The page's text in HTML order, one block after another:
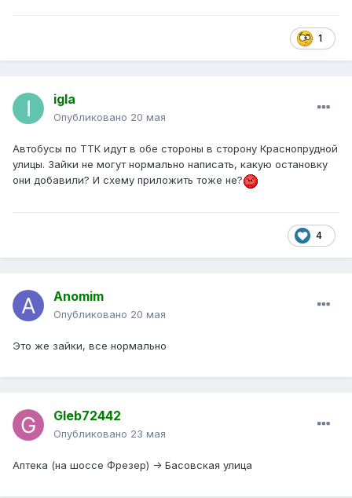
1
igla
Опубликовано 20 мая
Автобусы по ТТК идут в обе стороны в сторону Краснопрудной
улицы. Зайки не могут нормально написать, какую остановку
они добавили? И схему приложить тоже не?
4
Anomim
Опубликовано 20 мая
Это же зайки, все нормально
Gleb72442
Опубликовано 23 мая
Аптека (на шоссе Фрезер) -> Басовская улица